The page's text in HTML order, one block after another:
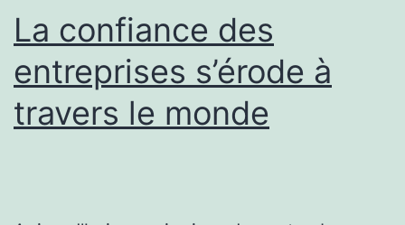
La confiance des
entreprises s’érode à
travers le monde